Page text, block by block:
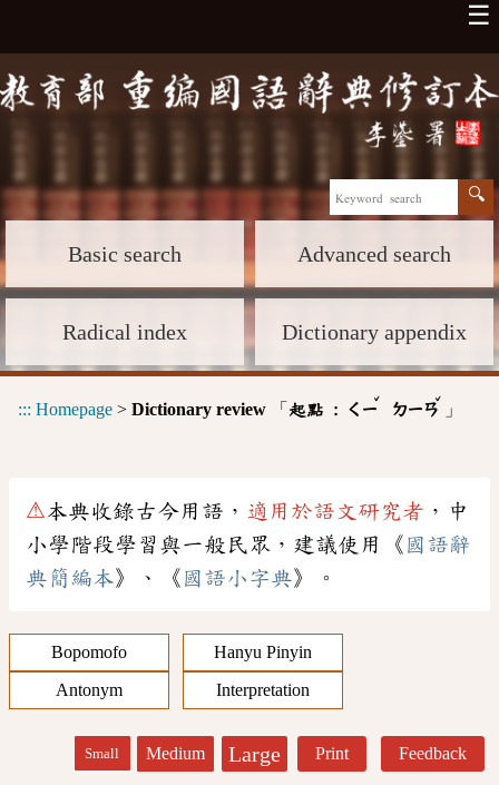
☰
Basic search Advanced search
Radical index Dictionary appendix
::: Homepage > Dictionary review 「 起點 : ㄑㄧ
ˇ
ㄉㄧㄢ
ˇ
」
⚠本典收錄古今用語， 適用於語文研究者 ，中
小學階段學習與一般民眾，建議使用《 國語辭
典簡編本》、《 國語小字典》。
Bopomofo
Hanyu Pinyin
Antonym
Interpretation
Small Medium Large Print Feedback